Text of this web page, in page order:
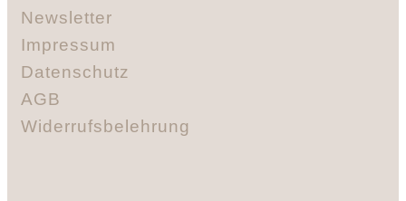
Newsletter
Impressum
Datenschutz
AGB
Widerrufsbelehrung